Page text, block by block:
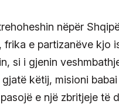
nëpër
frika e partizanëve kjo
si i gjenin
këtij, misioni
e një zbritjeje të